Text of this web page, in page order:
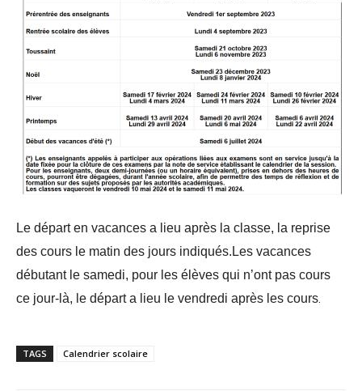
Le départ en vacances a lieu après la classe, la reprise
des cours le matin des jours indiqués.Les vacances
débutant le samedi, pour les élèves qui n’ont pas cours
ce jour-là, le départ a lieu le vendredi après les cours.
TAGS Calendrier scolaire